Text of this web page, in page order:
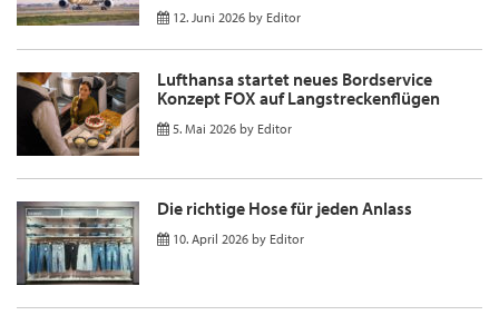
12. Juni 2026 by Editor
Lufthansa startet neues Bordservice
Konzept FOX auf Langstreckenflügen
5. Mai 2026 by Editor
Die richtige Hose für jeden Anlass
10. April 2026 by Editor